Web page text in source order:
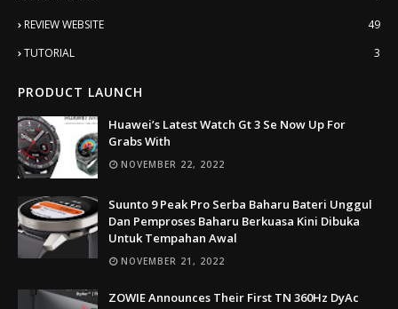
REVIEW WEBSITE
49
TUTORIAL
3
PRODUCT LAUNCH
Huawei’s Latest Watch Gt 3 Se Now Up For
Grabs With
NOVEMBER 22, 2022
Suunto 9 Peak Pro Serba Baharu Bateri Unggul
Dan Pemproses Baharu Berkuasa Kini Dibuka
Untuk Tempahan Awal
NOVEMBER 21, 2022
ZOWIE Announces Their First TN 360Hz DyAc